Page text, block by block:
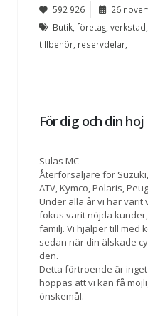
592 926
26
Butik, företag,
tillbehör, reservdelar,
För dig och din hoj
Sulas MC
Återförsäljare för
ATV, Kymco, Polaris,
Under alla år vi har varit
fokus varit nöjda
familj. Vi hjälper till med
sedan när din älskade
den.
Detta förtroende är
hoppas att vi kan få
önskemål.